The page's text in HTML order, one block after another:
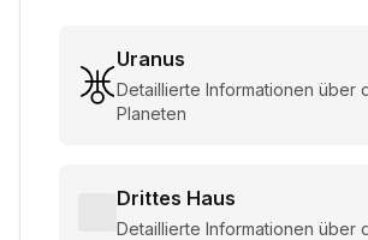
Uranus
Detaillierte Informationen über
Planeten
Drittes Haus
Detaillierte Informationen über